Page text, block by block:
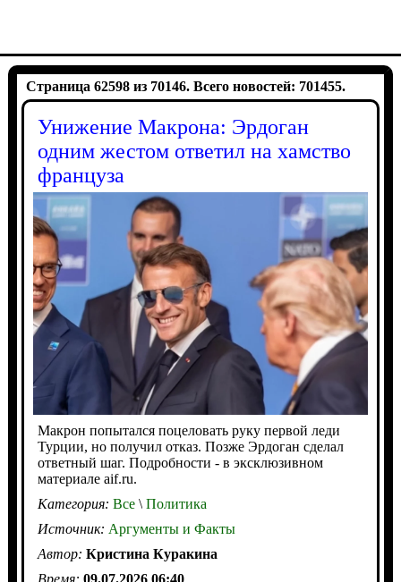
Страница 62598 из 70146. Всего новостей: 701455.
Унижение Макрона: Эрдоган
одним жестом ответил на хамство
француза
Макрон попытался поцеловать руку первой леди
Турции, но получил отказ. Позже Эрдоган сделал
ответный шаг. Подробности - в эксклюзивном
материале aif.ru.
Категория: Все\Политика
Источник: Аргументы и Факты
Автор: Кристина Куракина
Время: 09.07.2026 06:40